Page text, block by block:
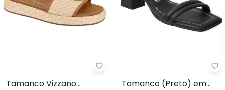
Vizzano - Tamanco Vizzano
Tamanco Vizzano
Tamanco (Preto) em